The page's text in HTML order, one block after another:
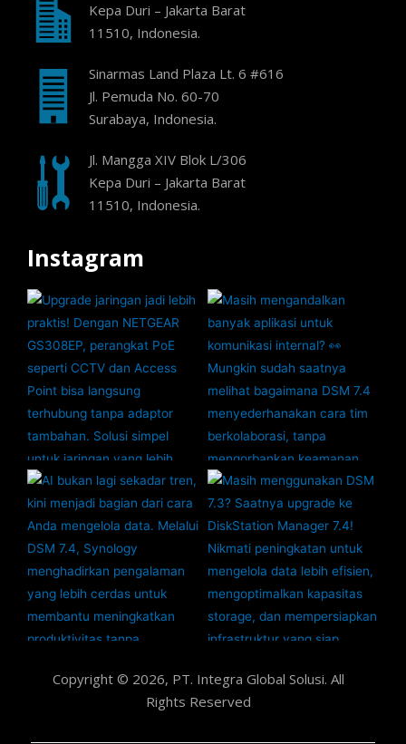
Kepa Duri – Jakarta Barat
11510, Indonesia.
Sinarmas Land Plaza Lt. 6 #616
Jl. Pemuda No. 60-70
Surabaya, Indonesia.
Jl. Mangga XIV Blok L/306
Kepa Duri – Jakarta Barat
11510, Indonesia.
Instagram
Copyright © 2026, PT. Integra Global Solusi. All
Rights Reserved